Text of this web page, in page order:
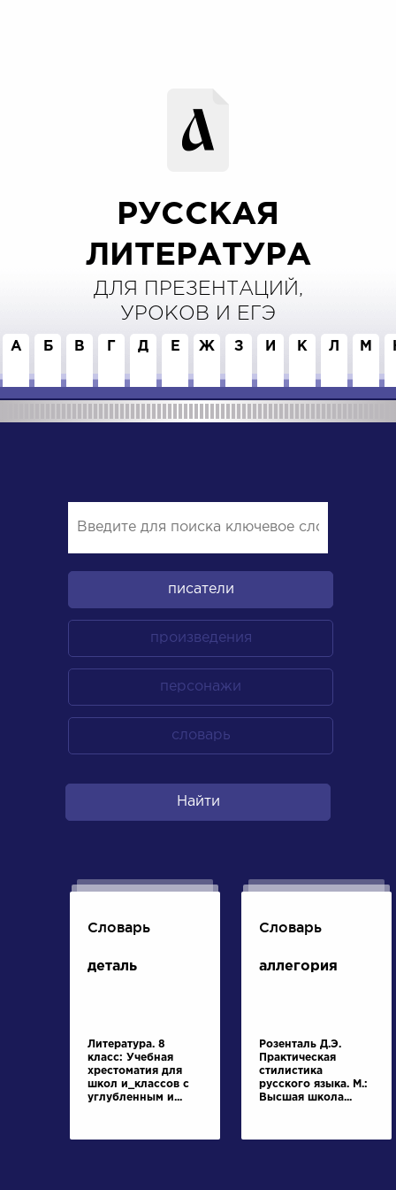
РУССКАЯ
ЛИТЕРАТУРА
ДЛЯ ПРЕЗЕНТАЦИЙ,
УРОКОВ И ЕГЭ
А Б В Г Д Е Ж З И К Л М
писатели
произведения
персонажи
словарь
Найти
Словарь
деталь
Литература. 8
класс: Учебная
хрестоматия для
школ и_классов с
углубленным и...
Словарь
аллегория
Розенталь Д.Э.
Практическая
стилистика
русского языка. М.:
Высшая школа...